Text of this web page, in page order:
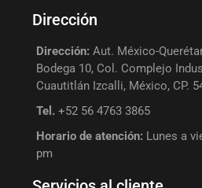
Dirección
Dirección: Aut. México-
Bodega 10, Col. Complejo
Cuautitlán Izcalli, México, CP.
Tel. +52 56 4763 3865
Horario de atención: Lunes a
pm